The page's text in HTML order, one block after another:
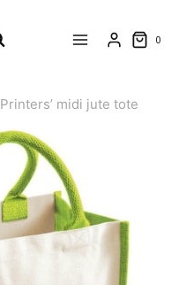
0
Printers’ midi jute tote